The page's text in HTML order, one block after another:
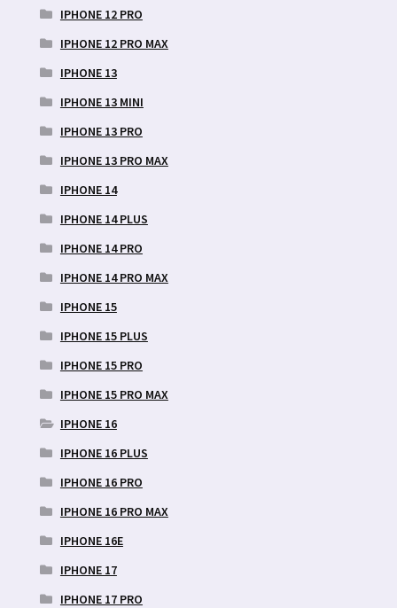
IPHONE 12 PRO
IPHONE 12 PRO MAX
IPHONE 13
IPHONE 13 MINI
IPHONE 13 PRO
IPHONE 13 PRO MAX
IPHONE 14
IPHONE 14 PLUS
IPHONE 14 PRO
IPHONE 14 PRO MAX
IPHONE 15
IPHONE 15 PLUS
IPHONE 15 PRO
IPHONE 15 PRO MAX
IPHONE 16
IPHONE 16 PLUS
IPHONE 16 PRO
IPHONE 16 PRO MAX
IPHONE 16E
IPHONE 17
IPHONE 17 PRO